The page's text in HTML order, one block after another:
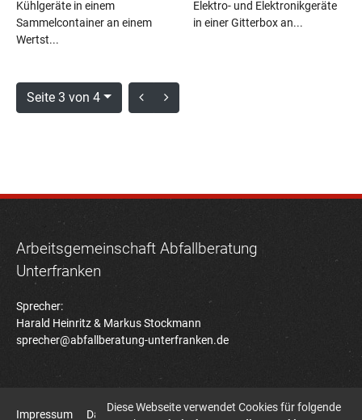
Kühlgeräte in einem
Sammelcontainer an einem
Wertst...
Elektro- und Elektronikgeräte
in einer Gitterbox an...
Seite 3 von 4
Arbeitsgemeinschaft Abfallberatung
Unterfranken
Sprecher:
Harald Heinritz & Markus Stockmann
sprecher@abfallberatung-unterfranken.de
Impressum Datenschutz
Diese Webseite verwendet Cookies für folgende